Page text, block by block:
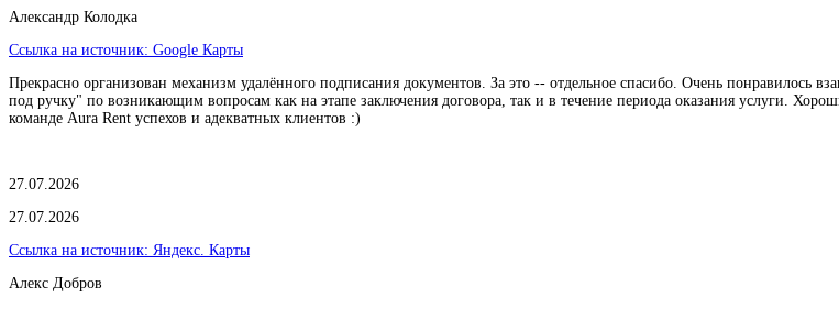
Александр Колодка
Ссылка на источник: Google Карты
Прекрасно организован механизм удалённого подписания документов. За это -- отдельное спасибо. Очень понравилось
под ручку" по возникающим вопросам как на этапе заключения договора, так и в течение периода оказания услуги.
команде Aura Rent успехов и адекватных клиентов :)
27.07.2026
27.07.2026
Ссылка на источник: Яндекс. Карты
Алекс Добров